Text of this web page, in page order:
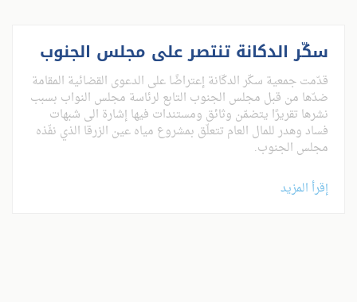
سكّر الدكانة تنتصر على مجلس الجنوب
قدّمت جمعية سكّر الدكّانة إعتراضًا على الدعوى القضائية المقامة
ضدّها من قبل مجلس الجنوب التابع لرئاسة مجلس النواب بسبب
نشرها تقريرًا يتضمّن وثائق ومستندات فيها إشارة الى شبهات
فساد وهدر للمال العام تتعلّق بمشروع مياه عين الزرقا الذي نفّذه
مجلس الجنوب.
إقرأ المزيد